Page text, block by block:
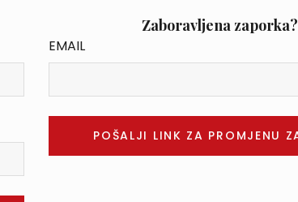
Zaboravljena zaporka?
EMAIL